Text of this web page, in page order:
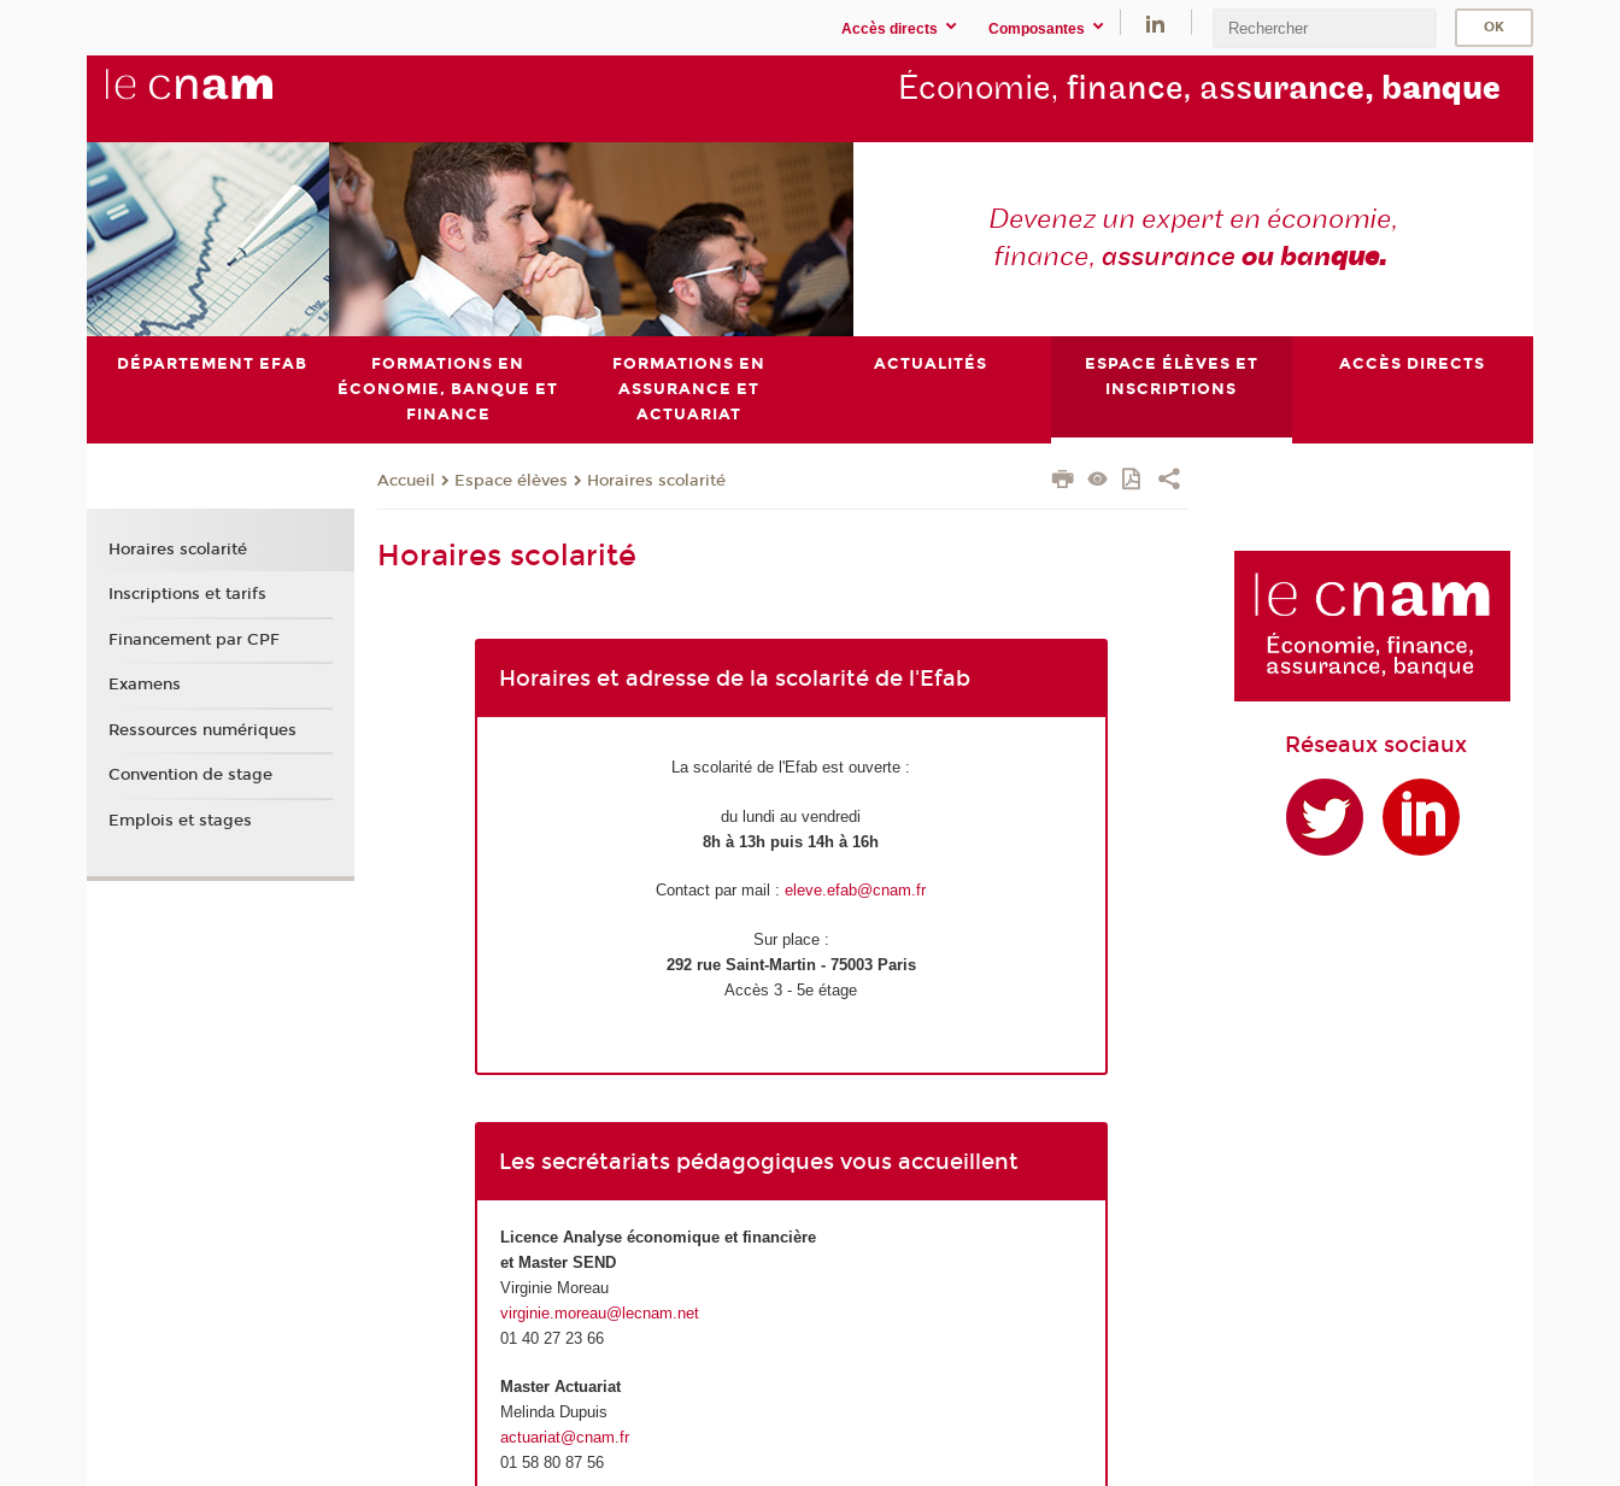
Accès directs Composantes
Économie, finance, assurance, banque
Devenez un expert en économie,
finance, assurance ou banque.
DÉPARTEMENT EFAB
FORMATIONS EN
ÉCONOMIE, BANQUE ET
FINANCE
FORMATIONS EN
ASSURANCE ET
ACTUARIAT
ACTUALITÉS
ESPACE ÉLÈVES ET
INSCRIPTIONS
ACCÈS DIRECTS
Accueil Espace élèves Horaires scolarité
Horaires scolarité
Horaires et adresse de la scolarité de l'Efab
La scolarité de l'Efab est ouverte :
du lundi au vendredi
8h à 13h puis 14h à 16h
Contact par mail :eleve.efab@cnam.fr
Sur place :
292 rue Saint-Martin - 75003 Paris
Accès 3 - 5e étage
Les secrétariats pédagogiques vous accueillent
Licence Analyse économique et financière
et Master SEND
Virginie Moreau
virginie.moreau@lecnam.net
01 40 27 23 66
Master Actuariat
Melinda Dupuis
actuariat@cnam.fr
01 58 80 87 56
Réseaux sociaux
Horaires scolarité
Inscriptions et tarifs
Financement par CPF
Examens
Ressources numériques
Convention de stage
Emplois et stages